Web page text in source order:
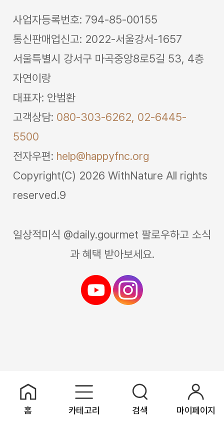
홈 카테고리 검색 마이페이지
사업자등록번호: 794-85-00155
통신판매업신고: 2022-서울강서-1657
서울특별시 강서구 마곡중앙8로5길 53, 4층
자연이랑
대표자: 안범환
고객상담: 080-303-6262, 02-6445-
5500
전자우편: help@happyfnc.org
Copyright(C) 2026 WithNature All rights
reserved.9
일상적미식 @daily.gourmet 팔로우하고 소식
과 혜택 받아보세요.